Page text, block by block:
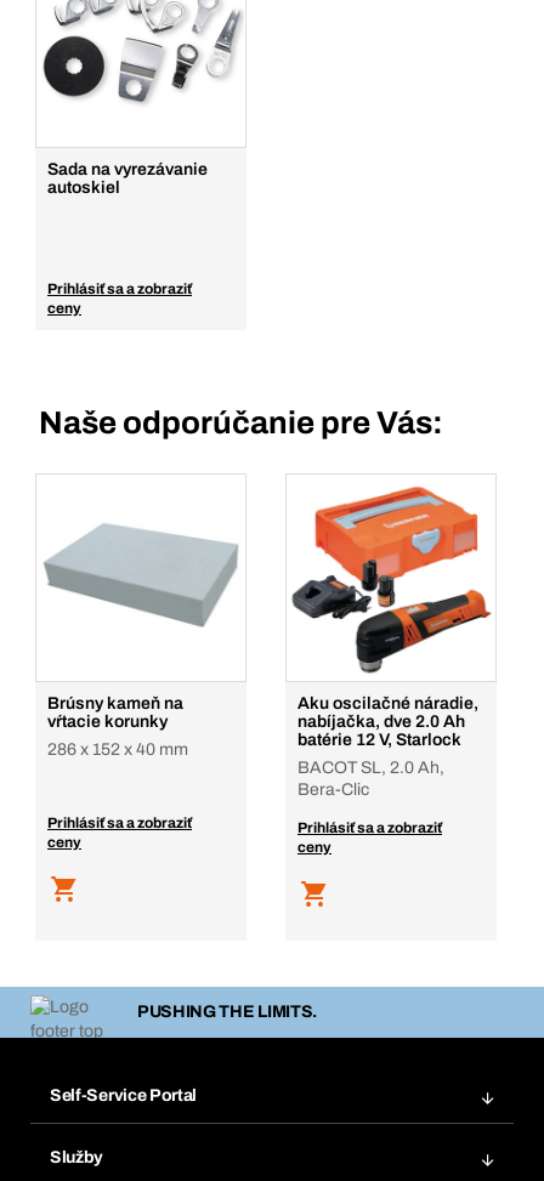
Sada na vyrezávanie
autoskiel
Prihlásiť sa a zobraziť
ceny
Naše odporúčanie pre Vás:
Brúsny kameň na
vŕtacie korunky
286 x 152 x 40 mm
Prihlásiť sa a zobraziť
ceny
Aku oscilačné náradie,
nabíjačka, dve 2.0 Ah
batérie 12 V, Starlock
BACOT SL, 2.0 Ah,
Bera-Clic
Prihlásiť sa a zobraziť
ceny
PUSHING THE LIMITS.
Self-Service Portal
Služby